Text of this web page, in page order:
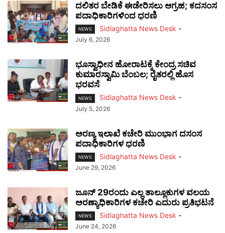
ದಲಿತರ ಬೇಡಿಕೆ ಈಡೇರಿಸಲು ಆಗ್ರಹ; ಕದಸಂಸ
ಪದಾಧಿಕಾರಿಗಳಿಂದ ಧರಣಿ
NEWS Sidlaghatta News Desk -
July 6, 2026
ಭೂಸ್ವಾಧೀನ ಹೋರಾಟಕ್ಕೆ ಕೇಂದ್ರ ಸಚಿವ
ಕುಮಾರಸ್ವಾಮಿ ಬೆಂಬಲ; ರೈತರಲ್ಲಿ ಹೊಸ
ಭರವಸೆ
NEWS Sidlaghatta News Desk -
July 5, 2026
ಅರಣ್ಯ ಇಲಾಖೆ ಕಚೇರಿ ಮುಂಭಾಗ ದಸಂಸ
ಪದಾಧಿಕಾರಿಗಳ ಧರಣಿ
NEWS Sidlaghatta News Desk -
June 29, 2026
ಜೂನ್ 29ರಂದು ಎಲ್ಲ ತಾಲ್ಲೂಕುಗಳ ವಲಯ
ಅರಣ್ಯಾಧಿಕಾರಿಗಳ ಕಚೇರಿ ಎದುರು ಪ್ರತಿಭಟನೆ
NEWS Sidlaghatta News Desk -
June 24, 2026